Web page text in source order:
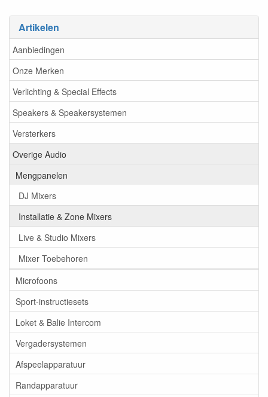
Artikelen
Aanbiedingen
Onze Merken
Verlichting & Special Effects
Speakers & Speakersystemen
Versterkers
Overige Audio
Mengpanelen
DJ Mixers
Installatie & Zone Mixers
Live & Studio Mixers
Mixer Toebehoren
Microfoons
Sport-instructiesets
Loket & Balie Intercom
Vergadersystemen
Afspeelapparatuur
Randapparatuur